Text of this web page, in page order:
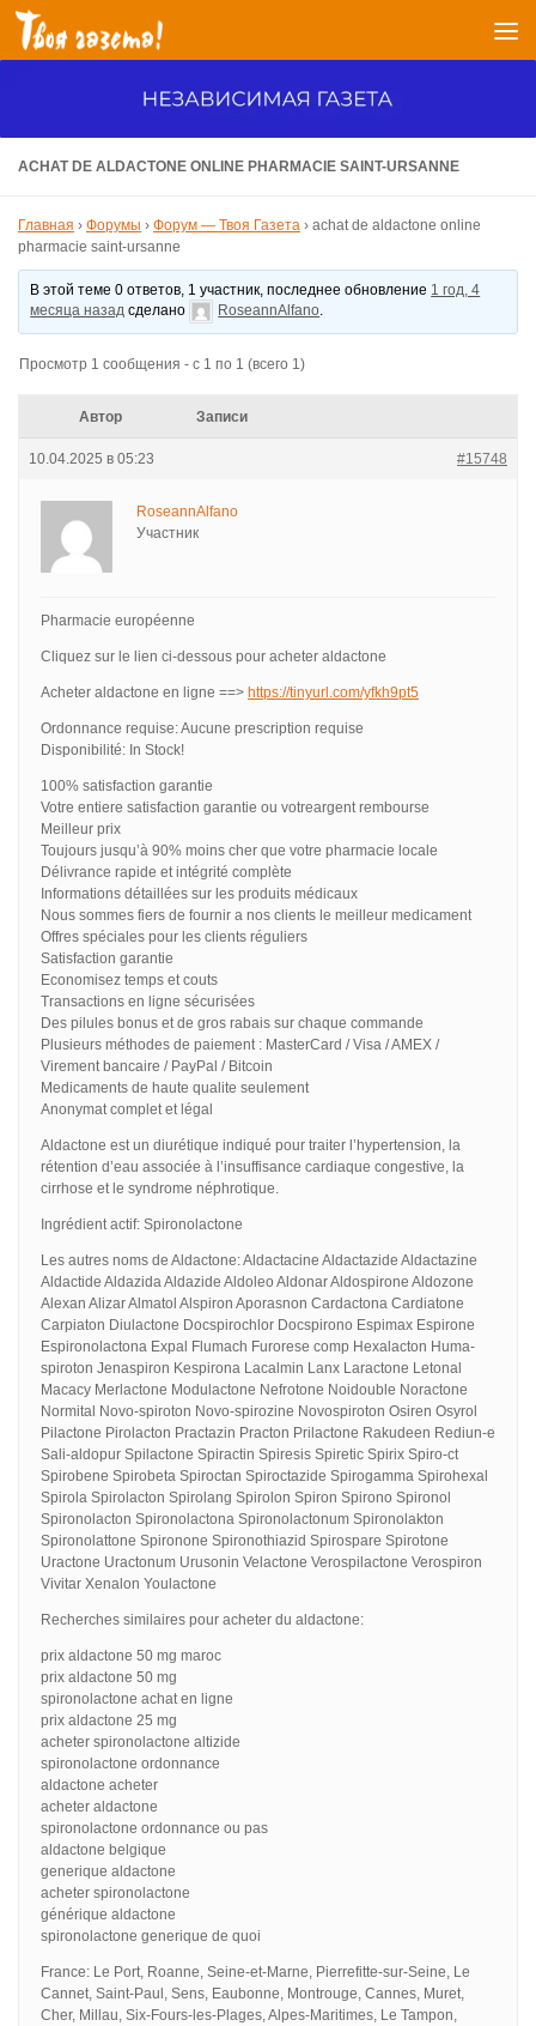
Перейти к содержимому
ACHAT DE ALDACTONE ONLINE PHARMACIE SAINT-URSANNE
Главная › Форумы › Форум — Твоя Газета › achat de aldactone online
pharmacie saint-ursanne
В этой теме 0 ответов, 1 участник, последнее обновление 1 год, 4
месяца назад сделано RoseannAlfano.
Просмотр 1 сообщения - с 1 по 1 (всего 1)
Автор Записи
10.04.2025 в 05:23 #15748
RoseannAlfano
Участник
Pharmacie européenne
Cliquez sur le lien ci-dessous pour acheter aldactone
Acheter aldactone en ligne ==> https://tinyurl.com/yfkh9pt5
Ordonnance requise: Aucune prescription requise
Disponibilité: In Stock!
100% satisfaction garantie
Votre entiere satisfaction garantie ou votreargent rembourse
Meilleur prix
Toujours jusqu’à 90% moins cher que votre pharmacie locale
Délivrance rapide et intégrité complète
Informations détaillées sur les produits médicaux
Nous sommes fiers de fournir a nos clients le meilleur medicament
Offres spéciales pour les clients réguliers
Satisfaction garantie
Economisez temps et couts
Transactions en ligne sécurisées
Des pilules bonus et de gros rabais sur chaque commande
Plusieurs méthodes de paiement : MasterCard / Visa / AMEX /
Virement bancaire / PayPal / Bitcoin
Medicaments de haute qualite seulement
Anonymat complet et légal
Aldactone est un diurétique indiqué pour traiter l’hypertension, la
rétention d’eau associée à l’insuffisance cardiaque congestive, la
cirrhose et le syndrome néphrotique.
Ingrédient actif: Spironolactone
Les autres noms de Aldactone: Aldactacine Aldactazide Aldactazine
Aldactide Aldazida Aldazide Aldoleo Aldonar Aldospirone Aldozone
Alexan Alizar Almatol Alspiron Aporasnon Cardactona Cardiatone
Carpiaton Diulactone Docspirochlor Docspirono Espimax Espirone
Espironolactona Expal Flumach Furorese comp Hexalacton Huma-
spiroton Jenaspiron Kespirona Lacalmin Lanx Laractone Letonal
Macacy Merlactone Modulactone Nefrotone Noidouble Noractone
Normital Novo-spiroton Novo-spirozine Novospiroton Osiren Osyrol
Pilactone Pirolacton Practazin Practon Prilactone Rakudeen Rediun-e
Sali-aldopur Spilactone Spiractin Spiresis Spiretic Spirix Spiro-ct
Spirobene Spirobeta Spiroctan Spiroctazide Spirogamma Spirohexal
Spirola Spirolacton Spirolang Spirolon Spiron Spirono Spironol
Spironolacton Spironolactona Spironolactonum Spironolakton
Spironolattone Spironone Spironothiazid Spirospare Spirotone
Uractone Uractonum Urusonin Velactone Verospilactone Verospiron
Vivitar Xenalon Youlactone
Recherches similaires pour acheter du aldactone:
prix aldactone 50 mg maroc
prix aldactone 50 mg
spironolactone achat en ligne
prix aldactone 25 mg
acheter spironolactone altizide
spironolactone ordonnance
aldactone acheter
acheter aldactone
spironolactone ordonnance ou pas
aldactone belgique
generique aldactone
acheter spironolactone
générique aldactone
spironolactone generique de quoi
France: Le Port, Roanne, Seine-et-Marne, Pierrefitte-sur-Seine, Le
Cannet, Saint-Paul, Sens, Eaubonne, Montrouge, Cannes, Muret,
Cher, Millau, Six-Fours-les-Plages, Alpes-Maritimes, Le Tampon,